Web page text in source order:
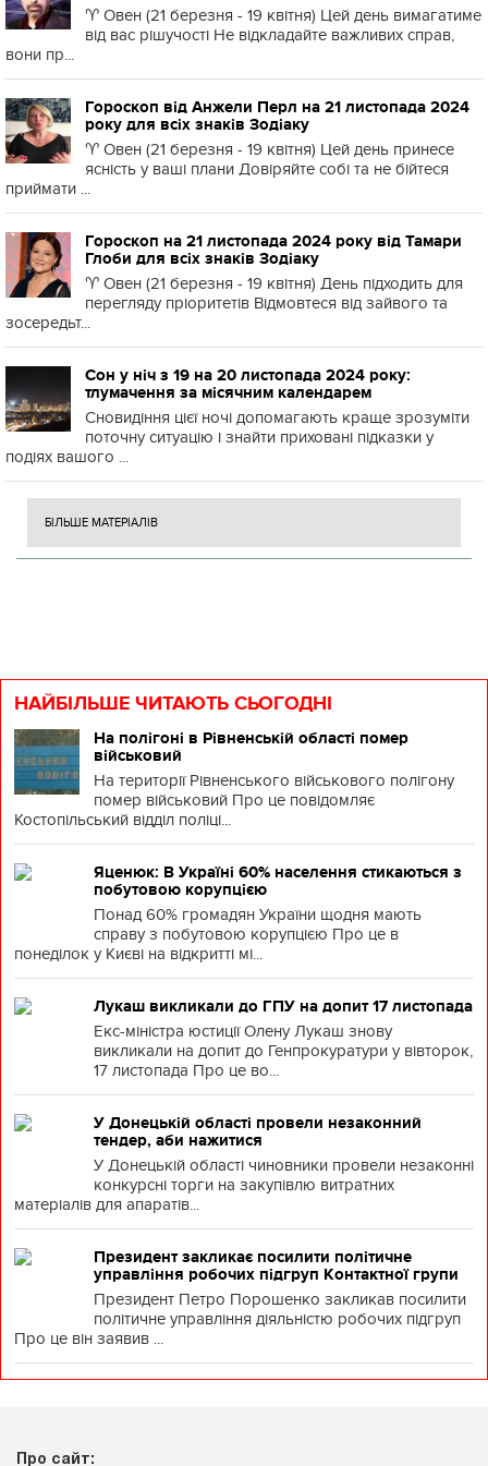
♈️ Овен (21 березня - 19 квітня) Цей день вимагатиме
від вас рішучості Не відкладайте важливих справ,
вони пр...
Гороскоп від Анжели Перл на 21 листопада 2024
року для всіх знаків Зодіаку
♈️ Овен (21 березня - 19 квітня) Цей день принесе
ясність у ваші плани Довіряйте собі та не бійтеся
приймати ...
Гороскоп на 21 листопада 2024 року від Тамари
Глоби для всіх знаків Зодіаку
♈️ Овен (21 березня - 19 квітня) День підходить для
перегляду пріоритетів Відмовтеся від зайвого та
зосередьт...
Сон у ніч з 19 на 20 листопада 2024 року:
тлумачення за місячним календарем
Сновидіння цієї ночі допомагають краще зрозуміти
поточну ситуацію і знайти приховані підказки у
подіях вашого ...
БІЛЬШЕ МАТЕРІАЛІВ
НАЙБІЛЬШЕ ЧИТАЮТЬ СЬОГОДНІ
На полігоні в Рівненській області помер
військовий
На території Рівненського військового полігону
помер військовий Про це повідомляє
Костопільський відділ поліці...
Яценюк: В Україні 60% населення стикаються з
побутовою корупцією
Понад 60% громадян України щодня мають
справу з побутовою корупцією Про це в
понеділок у Києві на відкритті мі...
Лукаш викликали до ГПУ на допит 17 листопада
Екс-міністра юстиції Олену Лукаш знову
викликали на допит до Генпрокуратури у вівторок,
17 листопада Про це во...
У Донецькій області провели незаконний
тендер, аби нажитися
У Донецькій області чиновники провели незаконні
конкурсні торги на закупівлю витратних
матеріалів для апаратів...
Президент закликає посилити політичне
управління робочих підгруп Контактної групи
Президент Петро Порошенко закликав посилити
політичне управління діяльністю робочих підгруп
Про це він заявив ...
Про сайт: